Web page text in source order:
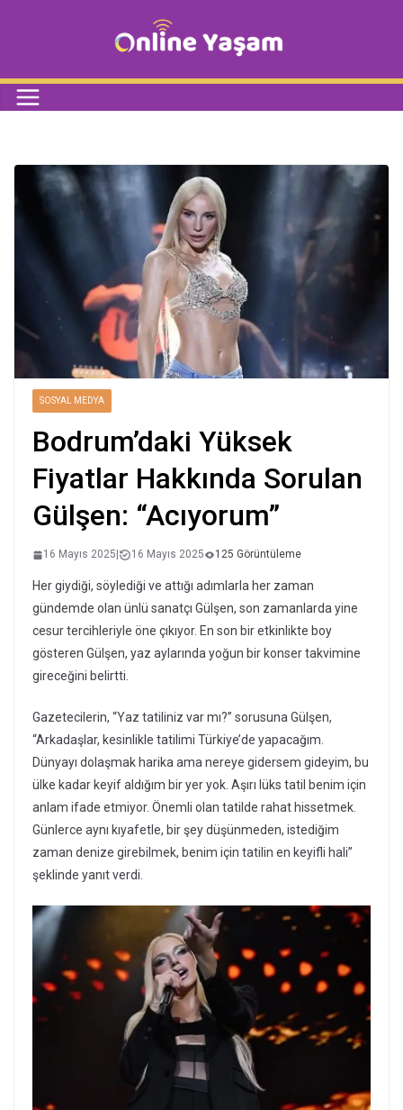
SOSYAL MEDYA
Bodrum’daki Yüksek
Fiyatlar Hakkında Sorulan
Gülşen: “Acıyorum”
16 Mayıs 2025 16 Mayıs 2025 125 Görüntüleme
Her giydiği, söylediği ve attığı adımlarla her zaman
gündemde olan ünlü sanatçı Gülşen, son zamanlarda yine
cesur tercihleriyle öne çıkıyor. En son bir etkinlikte boy
gösteren Gülşen, yaz aylarında yoğun bir konser takvimine
gireceğini belirtti.
Gazetecilerin, “Yaz tatiliniz var mı?” sorusuna Gülşen,
“Arkadaşlar, kesinlikle tatilimi Türkiye’de yapacağım.
Dünyayı dolaşmak harika ama nereye gidersem gideyim, bu
ülke kadar keyif aldığım bir yer yok. Aşırı lüks tatil benim için
anlam ifade etmiyor. Önemli olan tatilde rahat hissetmek.
Günlerce aynı kıyafetle, bir şey düşünmeden, istediğim
zaman denize girebilmek, benim için tatilin en keyifli hali”
şeklinde yanıt verdi.